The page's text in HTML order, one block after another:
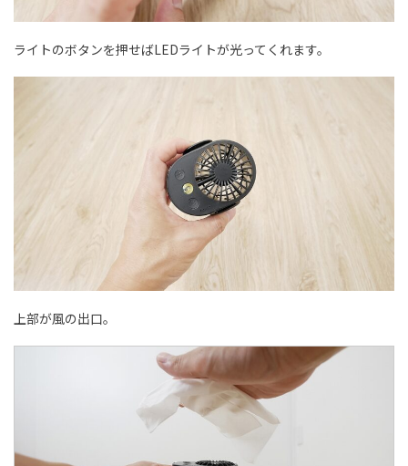
ライトのボタンを押せばLEDライトが光ってくれます。
上部が風の出口。